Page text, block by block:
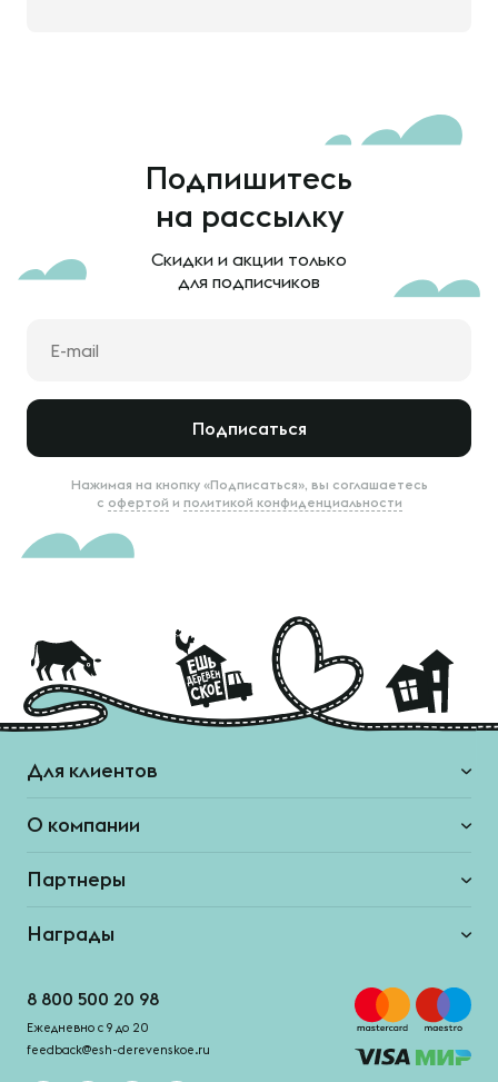
Подпишитесь
на рассылку
Скидки и акции только
для подписчиков
Подписаться
Нажимая на кнопку «Подписаться», вы соглашаетесь
с офертой и политикой конфиденциальности
Для клиентов
О компании
Партнеры
Награды
8 800 500 20 98
Ежедневно с 9 до 20
feedback@esh-derevenskoe.ru